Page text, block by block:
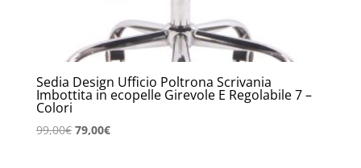
Sedia Design Ufficio Poltrona Scrivania
Imbottita in ecopelle Girevole E Regolabile 7 –
Colori
99,00€ Il
79,00€Il